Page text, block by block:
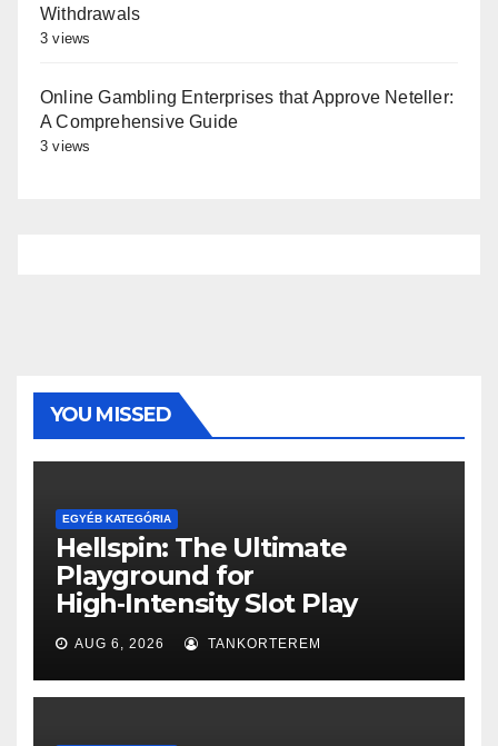
Withdrawals
3 views
Online Gambling Enterprises that Approve Neteller:
A Comprehensive Guide
3 views
YOU MISSED
EGYÉB KATEGÓRIA
Hellspin: The Ultimate
Playground for
High‑Intensity Slot Play
AUG 6, 2026 TANKORTEREM